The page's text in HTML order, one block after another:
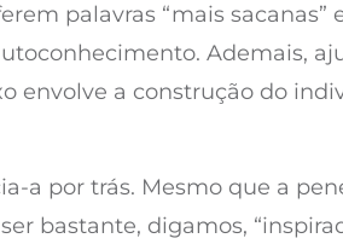
palavras “mais sacanas”
Ademais,
envolve a construção do
a por trás. Mesmo que a
bastante, digamos,